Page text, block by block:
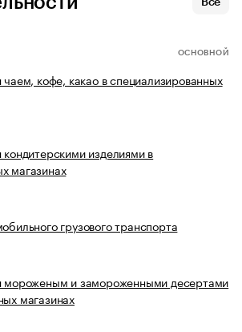
Все
ОСНОВНОЙ
чаем, кофе, какао в специализированных
кондитерскими изделиями в
магазинах
грузового транспорта
мороженым и замороженными десертами
магазинах